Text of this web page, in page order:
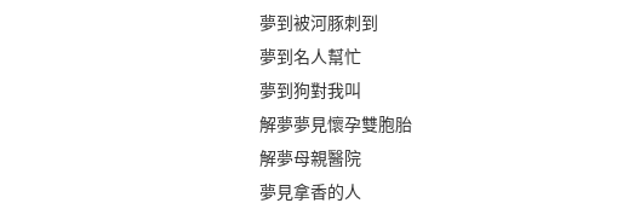
夢到被河豚刺到
夢到名人幫忙
夢到狗對我叫
解夢夢見懷孕雙胞胎
解夢母親醫院
夢見拿香的人